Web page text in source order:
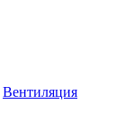
Вентиляция